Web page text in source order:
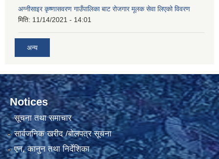
अग्नीसाइर कृष्णासवरण गाउँपालिका बाट रोजगार मूलक सेवा लिएको विवरण
मिति: 11/14/2021 - 14:01
अन्य
Notices
सूचना तथा समाचार
सार्वजनिक खरीद /बोलपत्र सूचना
एन, कानुन तथा निर्देशिका